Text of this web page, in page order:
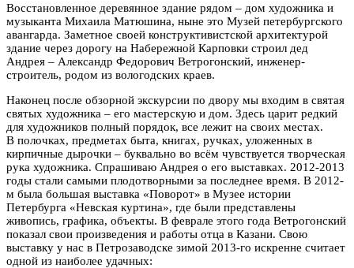
Восстановленное деревянное здание рядом – дом художника и
музыканта Михаила Матюшина, ныне это Музей петербургского
авангарда. Заметное своей конструктивистской архитектурой
здание через дорогу на Набережной Карповки строил дед
Андрея – Александр Федорович Ветрогонский, инженер-
строитель, родом из вологодских краев.
Наконец после обзорной экскурсии по двору мы входим в святая
святых художника – его мастерскую и дом. Здесь царит редкий
для художников полный порядок, все лежит на своих местах.
В полочках, предметах быта, книгах, ручках, уложенных в
кирпичные дырочки – буквально во всём чувствуется творческая
рука художника. Спрашиваю Андрея о его выставках. 2012-2013
годы стали самыми плодотворными за последнее время. В 2012-
м была большая выставка «Поворот» в Музее истории
Петербурга «Невская куртина», где были представлены
живопись, графика, объекты. В феврале этого года Ветрогонский
показал свои произведения и работы отца в Казани. Свою
выставку у нас в Петрозаводске зимой 2013-го искренне считает
одной из наиболее удачных: